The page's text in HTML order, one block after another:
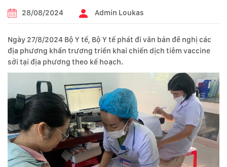
28/08/2024 Admin Loukas
Ngày 27/8/2024 Bộ Y tế, Bộ Y tế phát đi văn bản đề nghị các
địa phương khẩn trương triển khai chiến dịch tiêm vaccine
sởi tại địa phương theo kế hoạch.